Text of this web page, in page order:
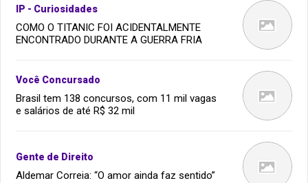
IP - Curiosidades
COMO O TITANIC FOI ACIDENTALMENTE
ENCONTRADO DURANTE A GUERRA FRIA
Você Concursado
Brasil tem 138 concursos, com 11 mil vagas
e salários de até R$ 32 mil
Gente de Direito
Aldemar Correia: “O amor ainda faz sentido”